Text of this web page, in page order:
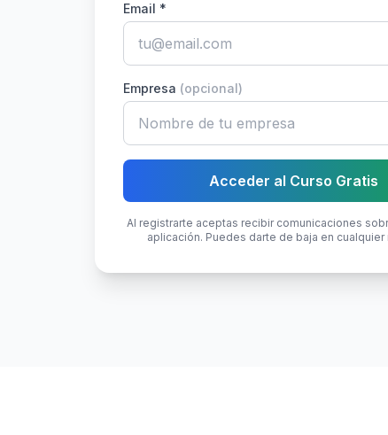
Email *
Empresa (opcional)
Acceder al Curso Gratis
Al registrarte aceptas recibir comunicaciones
aplicación. Puedes darte de baja en cualquier